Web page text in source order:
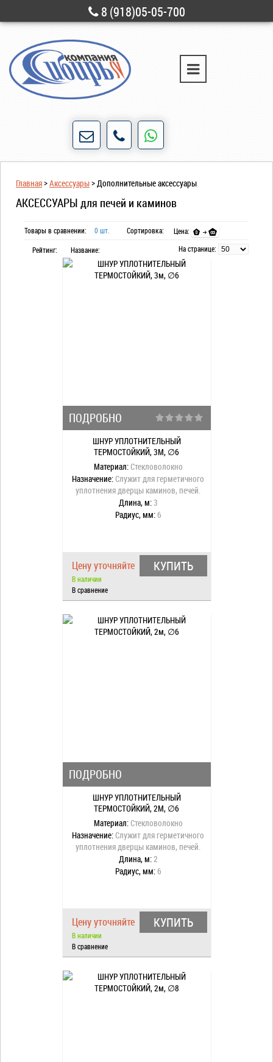
8 (918)05-05-700
г. Новороссийск ул. Свободы, д. 28
слова!
Главная>Аксессуары>Дополнительные аксессуары
АКСЕССУАРЫ для печей и каминов
Товары в сравнении: 0 шт. Сортировка: Цена:
Рейтинг: Название: На странице:
ПОДРОБНО
ШНУР УПЛОТНИТЕЛЬНЫЙ
ТЕРМОСТОЙКИЙ, 3М, ∅6
Материал: Стекловолокно
Назначение: Служит для герметичного
уплотнения дверцы каминов, печей.
Длина, м:3
Радиус, мм:6
Цену уточняйте
В наличии
КУПИТЬ
В сравнение
ПОДРОБНО
ШНУР УПЛОТНИТЕЛЬНЫЙ
ТЕРМОСТОЙКИЙ, 2М, ∅6
Материал: Стекловолокно
Назначение: Служит для герметичного
уплотнения дверцы каминов, печей.
Длина, м:2
Радиус, мм:6
Цену уточняйте
В наличии
КУПИТЬ
В сравнение